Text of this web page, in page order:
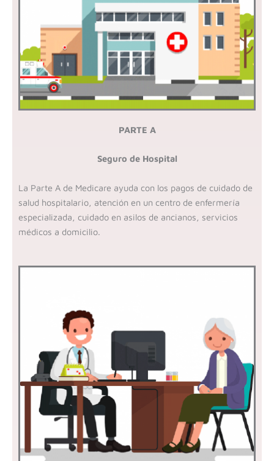
PARTE A
Seguro de Hospital
La Parte A de Medicare ayuda con los pagos de cuidado de
salud hospitalario, atención en un centro de enfermería
especializada, cuidado en asilos de ancianos, servicios
médicos a domicilio.